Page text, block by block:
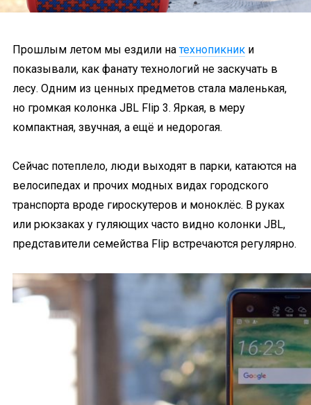
Прошлым летом мы ездили натехнопикник и
показывали, как фанату технологий не заскучать в
лесу. Одним из ценных предметов стала маленькая,
но громкая колонка JBL Flip 3. Яркая, в меру
компактная, звучная, а ещё и недорогая.
Сейчас потеплело, люди выходят в парки, катаются на
велосипедах и прочих модных видах городского
транспорта вроде гироскутеров и моноклёс. В руках
или рюкзаках у гуляющих часто видно колонки JBL,
представители семейства Flip встречаются регулярно.